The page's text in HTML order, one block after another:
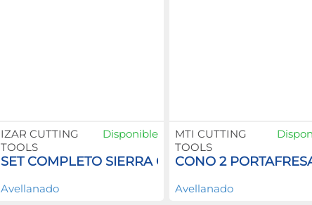
IZAR CUTTING
TOOLS
Disponible
SET COMPLETO SIERRA COPA
Avellanado
MTI CUTTING
TOOLS
CONO 2
Avellanado